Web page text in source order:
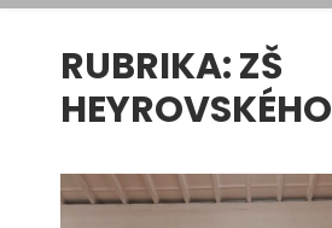
RUBRIKA:ZŠ
HEYROVSKÉHO